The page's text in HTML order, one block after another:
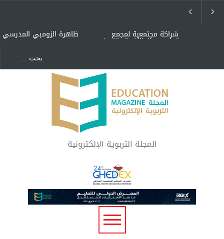
ظاهرة الزومبي المدرسي شراكة مجتمعية لمجمع
تعليمي بالطائف تستهدف
"كنت أنضرب ومافيني إلا
العافية" هل هذا مبرر
لاستمرار أسلوب التربية
المتوارث؟
لماذا تعد برامج توعية الأطفال
بخصوصية الجسد وقاية لا
فضول؟
المجلة التربوية الإلكترونية